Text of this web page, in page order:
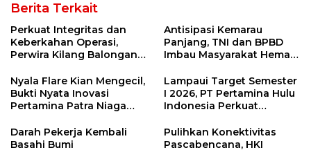
Berita Terkait
Perkuat Integritas dan
Keberkahan Operasi,
Perwira Kilang Balongan
Antisipasi Kemarau
Panjang, TNI dan BPBD
Imbau Masyarakat Hemat
Kebakaran
Nyala Flare Kian Mengecil,
Bukti Nyata Inovasi
Pertamina Patra Niaga
Net Zero Emission 2060
Lampaui Target Semester
I 2026, PT Pertamina Hulu
Indonesia Perkuat
Nasional Lewat Inovasi &
Keselamatan Kerja
Darah Pekerja Kembali
Basahi Bumi
Pulihkan Konektivitas
Pascabencana, HKI